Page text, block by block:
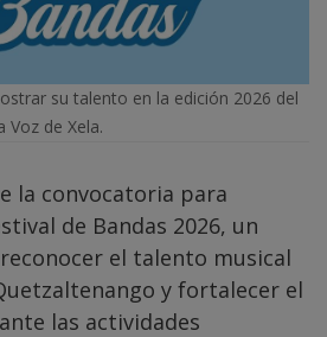
su talento en la edición 2026 del
Voz de Xela.
la convocatoria para
de Bandas 2026, un
el talento musical
y fortalecer el
las actividades